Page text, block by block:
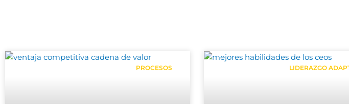
PROCESOS LIDERAZGO